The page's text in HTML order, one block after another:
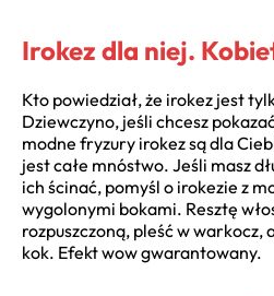
Irokez dla niej.
Kto powiedział, że irokez jest
Dziewczyno, jeśli chcesz
modne fryzury irokez są dla
jest całe mnóstwo. Jeśli masz
ich ścinać, pomyśl o irokezie z
wygolonymi bokami. Resztę
rozpuszczoną, pleść w
kok. Efekt wow gwarantowany.